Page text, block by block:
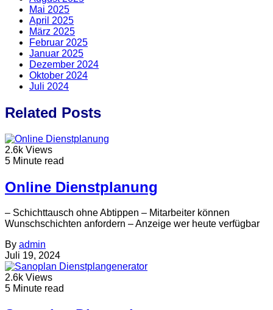
Mai 2025
April 2025
März 2025
Februar 2025
Januar 2025
Dezember 2024
Oktober 2024
Juli 2024
Related Posts
2.6k Views
5 Minute read
Online Dienstplanung
– Schichttausch ohne Abtippen – Mitarbeiter können
Wunschschichten anfordern – Anzeige wer heute verfügbar
By admin
Juli 19, 2024
2.6k Views
5 Minute read